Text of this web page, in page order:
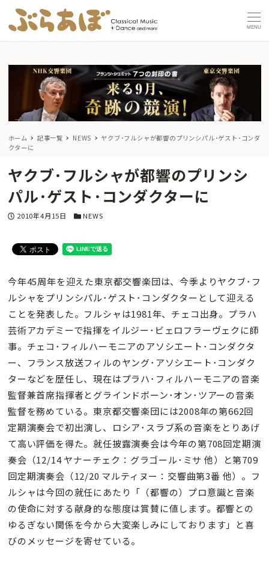
MENU
ホーム 記事一覧 NEWS
ヤクブ･フルシャが都響のプリンシパル･ゲスト･コンダ
クターに
ヤクブ･フルシャが都響のプリンシ
パル･ゲスト･コンダクターに
投稿日
2010年4月15日 カテゴリー
NEWS
今年45周年を迎えた東京都交響楽団は、今季よりヤクブ･フ
ルシャをプリンシパル･ゲスト･コンダクターとして迎える
ことを発表した。フルシャは1981年、チェコ出身。プラハ
芸術アカデミーで指揮をイルジー･ビェロフラーヴェクに師
事。チェコ･フィルハーモニアのアソシエート･コンダクタ
ー、フランス放送フィルのヤング･アソシエート･コンダク
ターなどを歴任し、現在はプラハ･フィルハーモニアの音楽
監督兼首席指揮者とグラインドボーン･オン･ツアーの音楽
監督を務めている。東京都交響楽団には2008年の第662回
定期演奏会で初出演し、ロシア･スラブ系の音楽をとりあげ
て高い評価を得た。就任披露演奏会は今年の第708回定期演
奏会（12/14 ヤナーチェク：グラゴール･ミサ 他）と第709
回定期演奏会（12/20 マルティヌー：交響曲第3番 他）。フ
ルシャは今回の就任にあたり「（都響の）プロ意識と音楽
の使命に対する献身的な態度は賞賛に値します。都響との
ゆるぎない関係を今から大変楽しみにしております」と喜
びのメッセージを寄せている。